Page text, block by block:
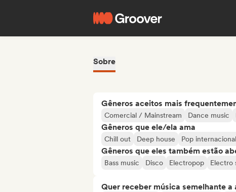
Sobre
Gêneros aceitos mais
Comercial / Mainstream Dance music
Gêneros que ele/ela ama
Chill out Deep house Pop internacional
Gêneros que eles também estão
Bass music Disco Electropop Electro
Quer receber música semelhante a